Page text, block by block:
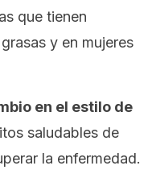
que tienen
y en mujeres
en el estilo de
saludables de
la enfermedad.